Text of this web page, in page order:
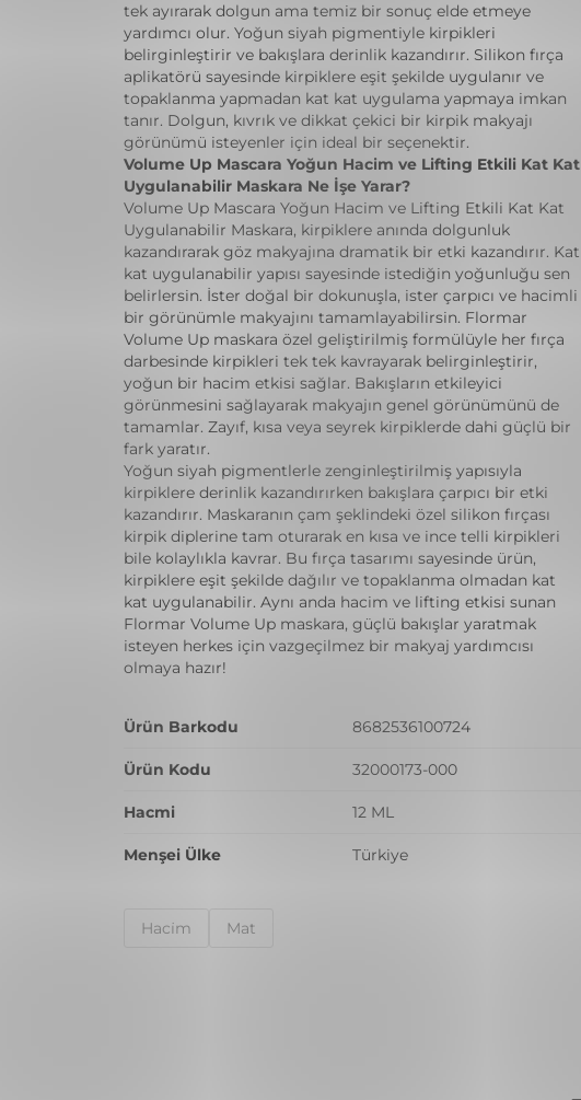
tek ayırarak dolgun ama temiz bir sonuç elde etmeye
yardımcı olur. Yoğun siyah pigmentiyle kirpikleri
belirginleştirir ve bakışlara derinlik kazandırır. Silikon fırça
aplikatörü sayesinde kirpiklere eşit şekilde uygulanır ve
topaklanma yapmadan kat kat uygulama yapmaya imkan
tanır. Dolgun, kıvrık ve dikkat çekici bir kirpik makyajı
görünümü isteyenler için ideal bir seçenektir.
Volume Up Mascara Yoğun Hacim ve Lifting Etkili Kat Kat
Uygulanabilir Maskara Ne İşe Yarar?
Volume Up Mascara Yoğun Hacim ve Lifting Etkili Kat Kat
Uygulanabilir Maskara, kirpiklere anında dolgunluk
kazandırarak göz makyajına dramatik bir etki kazandırır. Kat
kat uygulanabilir yapısı sayesinde istediğin yoğunluğu sen
belirlersin. İster doğal bir dokunuşla, ister çarpıcı ve hacimli
bir görünümle makyajını tamamlayabilirsin. Flormar
Volume Up maskara özel geliştirilmiş formülüyle her fırça
darbesinde kirpikleri tek tek kavrayarak belirginleştirir,
yoğun bir hacim etkisi sağlar. Bakışların etkileyici
görünmesini sağlayarak makyajın genel görünümünü de
tamamlar. Zayıf, kısa veya seyrek kirpiklerde dahi güçlü bir
fark yaratır.
Yoğun siyah pigmentlerle zenginleştirilmiş yapısıyla
kirpiklere derinlik kazandırırken bakışlara çarpıcı bir etki
kazandırır. Maskaranın çam şeklindeki özel silikon fırçası
kirpik diplerine tam oturarak en kısa ve ince telli kirpikleri
bile kolaylıkla kavrar. Bu fırça tasarımı sayesinde ürün,
kirpiklere eşit şekilde dağılır ve topaklanma olmadan kat
kat uygulanabilir. Aynı anda hacim ve lifting etkisi sunan
Flormar Volume Up maskara, güçlü bakışlar yaratmak
isteyen herkes için vazgeçilmez bir makyaj yardımcısı
olmaya hazır!
Ürün Barkodu 8682536100724
Ürün Kodu 32000173-000
Hacmi 12 ML
Menşei Ülke Türkiye
Haci̇m Mat